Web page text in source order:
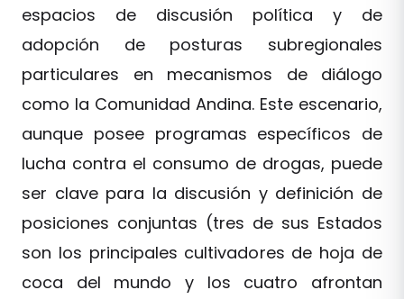
espacios de discusión política y de
adopción de posturas subregionales
particulares en mecanismos de diálogo
como la Comunidad Andina. Este escenario,
aunque posee programas específicos de
lucha contra el consumo de drogas, puede
ser clave para la discusión y definición de
posiciones conjuntas (tres de sus Estados
son los principales cultivadores de hoja de
coca del mundo y los cuatro afrontan